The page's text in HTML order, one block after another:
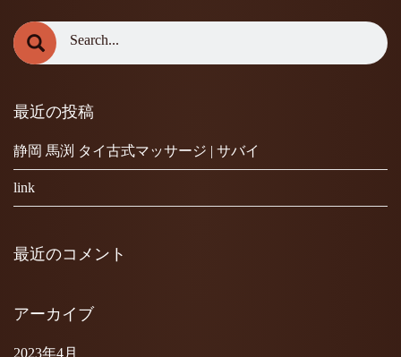
最近の投稿
静岡 馬渕 タイ古式マッサージ | サバイ
link
最近のコメント
アーカイブ
2023年4月